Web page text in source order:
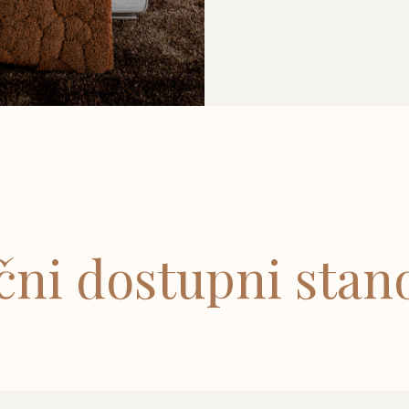
dostupni